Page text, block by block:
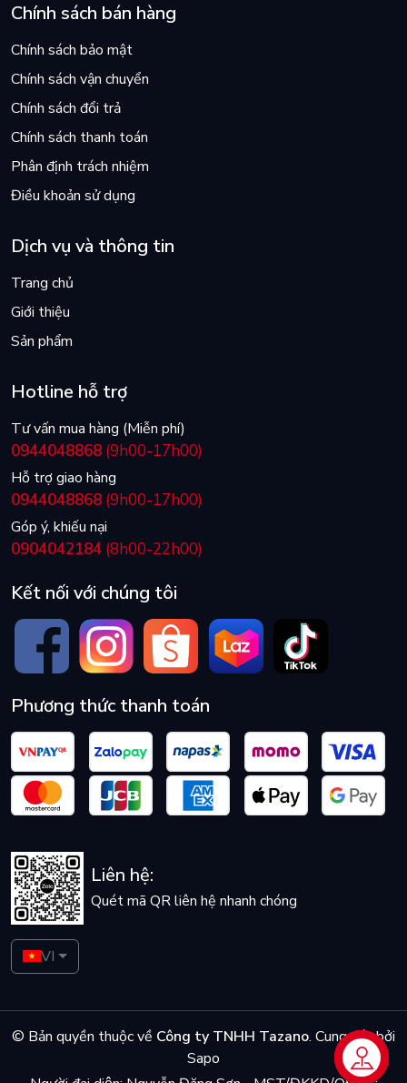
Chính sách bán hàng
Chính sách bảo mật
Chính sách vận chuyển
Chính sách đổi trả
Chính sách thanh toán
Phân định trách nhiệm
Điều khoản sử dụng
Dịch vụ và thông tin
Trang chủ
Giới thiệu
Sản phẩm
Hotline hỗ trợ
Tư vấn mua hàng (Miễn phí)
0944048868 (9h00-17h00)
Hỗ trợ giao hàng
0944048868 (9h00-17h00)
Góp ý, khiếu nại
0904042184 (8h00-22h00)
Kết nối với chúng tôi
Phương thức thanh toán
Liên hệ:
Quét mã QR liên hệ nhanh chóng
VI
© Bản quyền thuộc về Công ty TNHH Tazano. Cung cấp bởi
Sapo
Liên hệ